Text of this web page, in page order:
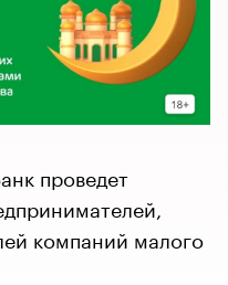
проведет
компаний малого